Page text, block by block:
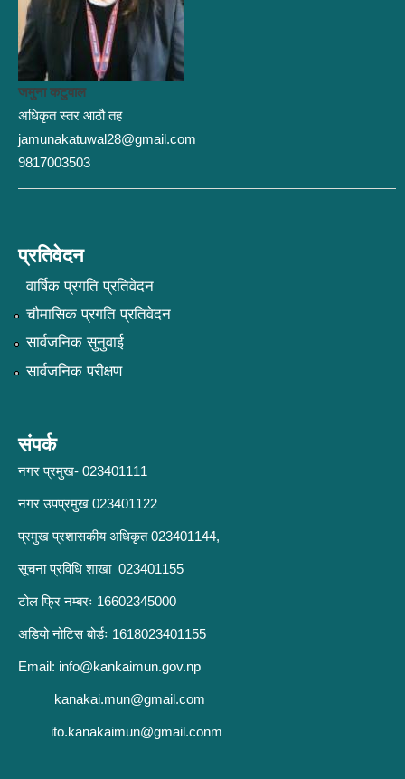
जमुना कटुवाल
अधिकृत स्तर आठौ तह
jamunakatuwal28@gmail.com
9817003503
प्रतिवेदन
वार्षिक प्रगति प्रतिवेदन
चौमासिक प्रगति प्रतिवेदन
सार्वजनिक सुनुवाई
सार्वजनिक परीक्षण
संपर्क
नगर प्रमुख- 023401111
नगर उपप्रमुख 023401122
प्रमुख प्रशासकीय अधिकृत 023401144,
सूचना प्रविधि शाखा 023401155
टोल फ्रि नम्बरः 16602345000
अडियो नोटिस बोर्डः 1618023401155
Email: info@kankaimun.gov.np
kanakai.mun@gmail.com
ito.kanakaimun@gmail.conm